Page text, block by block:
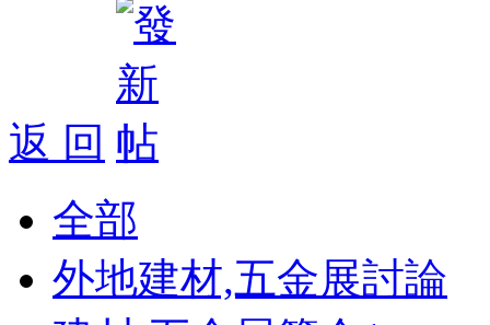
返 回
全部
外地建材,五金展討論